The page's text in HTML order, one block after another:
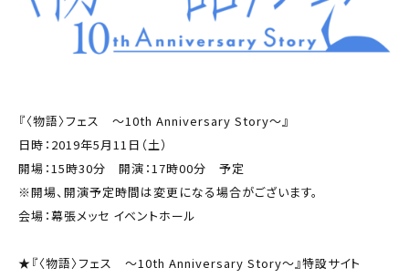
『〈物語〉フェス ～10th Anniversary Story～』
日時：2019年5月11日（土）
開場：15時30分 開演：17時00分 予定
※開場、開演予定時間は変更になる場合がございます。
会場：幕張メッセ イベントホール
★『〈物語〉フェス ～10th Anniversary Story～』特設サイト